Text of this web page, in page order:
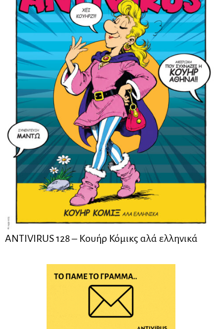
ANTIVIRUS 128 – Kουήρ Κόμικς αλά ελληνικά